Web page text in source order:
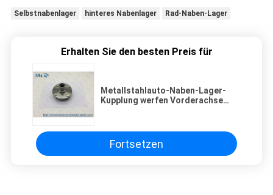
Selbstnabenlager hinteres Nabenlager Rad-Naben-Lager
Erhalten Sie den besten Preis für
Metallstahlauto-Naben-Lager-
Kupplung werfen Vorderachse
Fortsetzen